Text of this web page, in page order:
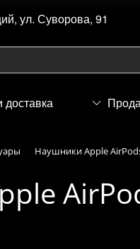
ул. Суворова, 91
доставка
Наушники Apple